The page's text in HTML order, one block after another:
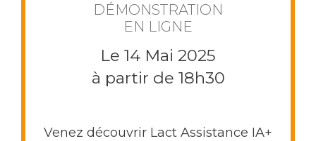
DÉMONSTRATION
EN LIGNE
Le 14 Mai 2025
à partir de 18h30
Venez découvrir Lact Assistance IA+